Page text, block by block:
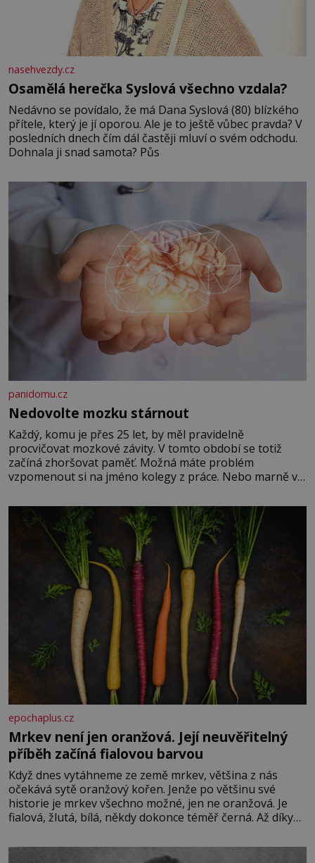
nasehvezdy.cz
Osamělá herečka Syslová všechno vzdala?
Nedávno se povídalo, že má Dana Syslová (80) blízkého
přítele, který je jí oporou. Ale je to ještě vůbec pravda? V
posledních dnech čím dál častěji mluví o svém odchodu.
Dohnala ji snad samota? Půs
panidomu.cz
Nedovolte mozku stárnout
Každý, komu je přes 25 let, by měl pravidelně
procvičovat mozkové závity. V tomto období se totiž
začíná zhoršovat paměť. Možná máte problém
vzpomenout si na jméno kolegy z práce. Nebo marně v
Je to opravdu tak, s věkem jako kdyby se paměť
rozhodla stávkovat. Cvičte
epochaplus.cz
Mrkev není jen oranžová. Její neuvěřitelný
příběh začíná fialovou barvou
Když dnes vytáhneme ze země mrkev, většina z nás
očekává sytě oranžový kořen. Jenže po většinu své
historie je mrkev všechno možné, jen ne oranžová. Je
fialová, žlutá, bílá, někdy dokonce téměř černá. Až díky
bez které si českou zahradu ani nedokážeme představit.